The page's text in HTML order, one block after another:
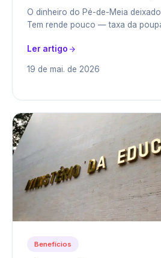
Como Mover Seu
(Tesouro Reserva)
O dinheiro do Pé-de-Meia
Tem rende pouco — taxa da
pro…
Ler artigo
19 de mai. de 2026
Benefícios